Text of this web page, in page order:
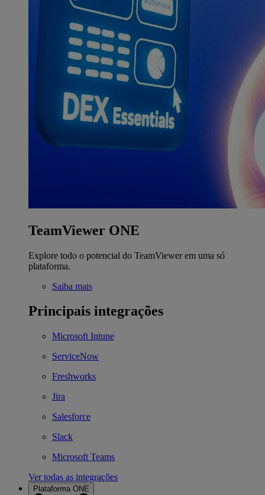
TeamViewer ONE
Explore todo o potencial do TeamViewer em uma só
plataforma.
Saiba mais
Principais integrações
Microsoft Intune
ServiceNow
Freshworks
Jira
Salesforce
Slack
Microsoft Teams
Ver todas as integrações
Plataforma ONE